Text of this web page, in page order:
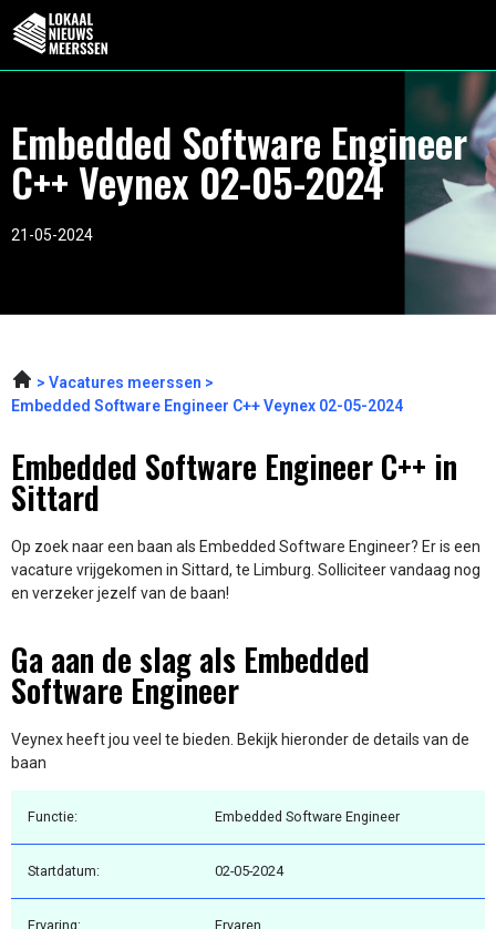
Embedded Software Engineer
C++ Veynex 02-05-2024
21-05-2024
Vacatures meerssen
Embedded Software Engineer C++ Veynex 02-05-2024
Embedded Software Engineer C++ in
Sittard
Op zoek naar een baan als Embedded Software Engineer? Er is een
vacature vrijgekomen in Sittard, te Limburg. Solliciteer vandaag nog
en verzeker jezelf van de baan!
Ga aan de slag als Embedded
Software Engineer
Veynex heeft jou veel te bieden. Bekijk hieronder de details van de
baan
Functie: Embedded Software Engineer
Startdatum: 02-05-2024
Ervaring: Ervaren